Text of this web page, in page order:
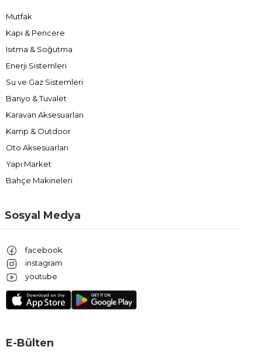
Mutfak
Kapı & Pencere
Isıtma & Soğutma
Enerji Sistemleri
Su ve Gaz Sistemleri
Banyo & Tuvalet
Karavan Aksesuarları
Kamp & Outdoor
Oto Aksesuarları
Yapı Market
Bahçe Makineleri
Sosyal Medya
facebook
instagram
youtube
E-Bülten